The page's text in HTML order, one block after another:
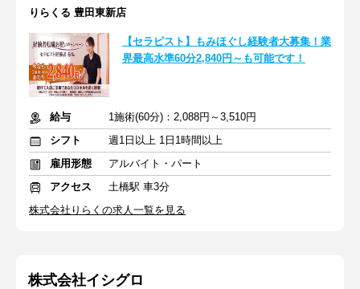
りらくる 豊田東新店
【セラピスト】もみほぐし経験者大募集！業
界最高水準60分2,840円～も可能です！
給与
1施術(60分)：2,088円～3,510円
シフト
週1日以上 1日1時間以上
雇用形態
アルバイト・パート
アクセス
土橋駅 車3分
株式会社りらくの求人一覧を見る
株式会社イシグロ